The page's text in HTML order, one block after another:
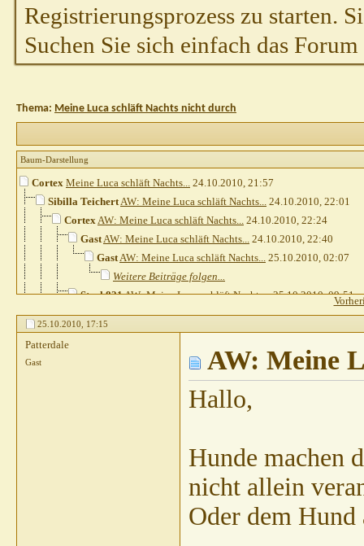
Registrierungsprozess zu starten.
Suchen Sie sich einfach das
Thema: Meine Luca schläft Nachts nicht durch
Baum-Darstellung
Cortex Meine Luca schläft Nachts... 24.10.2010, 21:57
Sibilla TeichertAW: Meine Luca schläft Nachts... 24.10.2010, 22:01
CortexAW: Meine Luca schläft Nachts... 24.10.2010, 22:24
GastAW: Meine Luca schläft Nachts... 24.10.2010, 22:40
GastAW: Meine Luca schläft Nachts... 25.10.2010, 02:07
Weitere Beiträge folgen...
Steph821AW: Meine Luca schläft Nachts...25.10.2010,09:51
Sibilla TeichertAW: Meine Luca schläft Nachts...
Steph821AW: Meine Luca schläft Nachts...25.10.2010,20:57
Penfold
AW: Meine Luca schläft Nachts...25.10.2010,
13:03
AW: Meine Luca schläft Nachts... 25.10.2010,13:31
AW: Meine Luca schläft Nachts...
AW: Meine Luca schläft Nachts...
dissensAW: Meine Luca schläft Nachts...
HeinsAW: Meine Luca schläft Nachts...
Heins
AW: Meine Luca schläft
25.10.2010, 17:15
Patterdale
Gast AW: Meine
Hallo,
Hunde machen
nicht allein
Oder dem